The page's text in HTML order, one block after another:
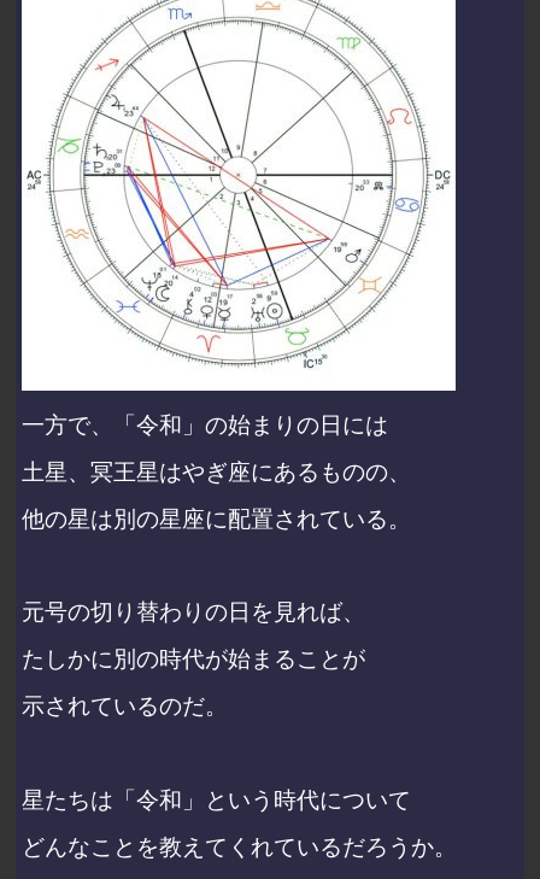
一方で、「令和」の始まりの日には
土星、冥王星はやぎ座にあるものの、
他の星は別の星座に配置されている。
元号の切り替わりの日を見れば、
たしかに別の時代が始まることが
示されているのだ。
星たちは「令和」という時代について
どんなことを教えてくれているだろうか。